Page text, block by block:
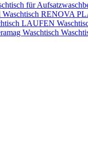
für
Waschtisch RENOVA
LAUFEN
Waschtisch